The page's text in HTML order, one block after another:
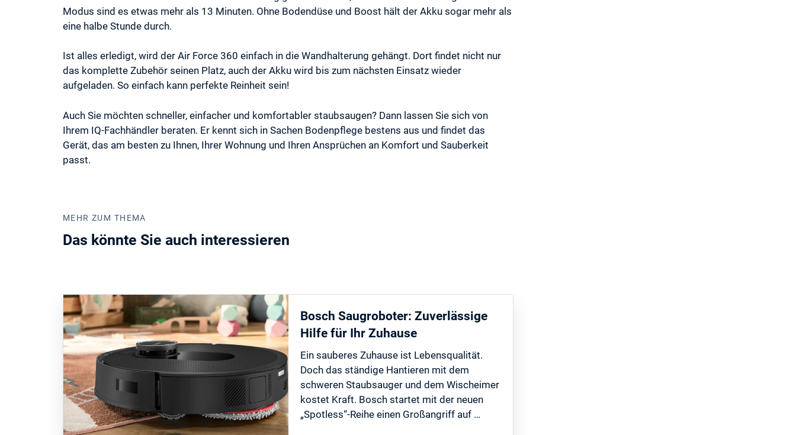
Modus sind es etwas mehr als 13 Minuten. Ohne Bodendüse und Boost hält der Akku sogar mehr als
eine halbe Stunde durch.
Ist alles erledigt, wird der Air Force 360 einfach in die Wandhalterung gehängt. Dort findet nicht nur
das komplette Zubehör seinen Platz, auch der Akku wird bis zum nächsten Einsatz wieder
aufgeladen. So einfach kann perfekte Reinheit sein!
Auch Sie möchten schneller, einfacher und komfortabler staubsaugen? Dann lassen Sie sich von
Ihrem IQ-Fachhändler beraten. Er kennt sich in Sachen Bodenpflege bestens aus und findet das
Gerät, das am besten zu Ihnen, Ihrer Wohnung und Ihren Ansprüchen an Komfort und Sauberkeit
passt.
MEHR ZUM THEMA
Das könnte Sie auch interessieren
Bosch Saugroboter: Zuverlässige
Hilfe für Ihr Zuhause
Ein sauberes Zuhause ist Lebensqualität.
Doch das ständige Hantieren mit dem
schweren Staubsauger und dem Wischeimer
kostet Kraft. Bosch startet mit der neuen
„Spotless“-Reihe einen Großangriff auf …